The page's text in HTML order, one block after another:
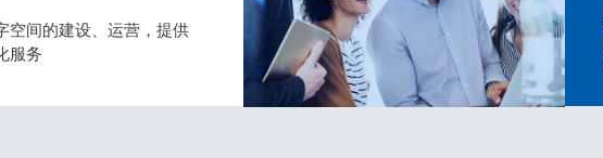
空间的建设、运营，提供
服务